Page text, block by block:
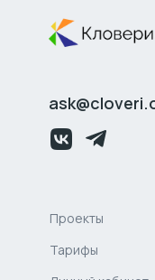
Проекты
Тарифы